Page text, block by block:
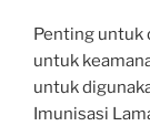
Penting untuk
untuk
untuk
Imunisasi